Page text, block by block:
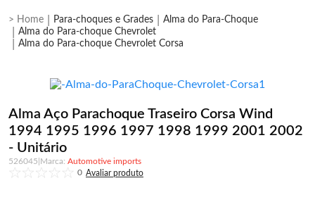
Para-choques e Grades
Alma do Para-Choque
Alma do Para-choque Chevrolet
Alma do Para-choque Chevrolet Corsa
Alma Aço Parachoque Traseiro Corsa Wind
1994 1995 1996 1997 1998 1999 2001 2002
- Unitário
526045
Automotive imports
0